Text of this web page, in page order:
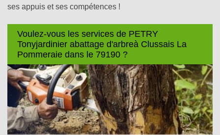
ses appuis et ses compétences !
Voulez-vous les services de PETRY
Tonyjardinier abattage d'arbreà Clussais La
Pommeraie dans le 79190 ?